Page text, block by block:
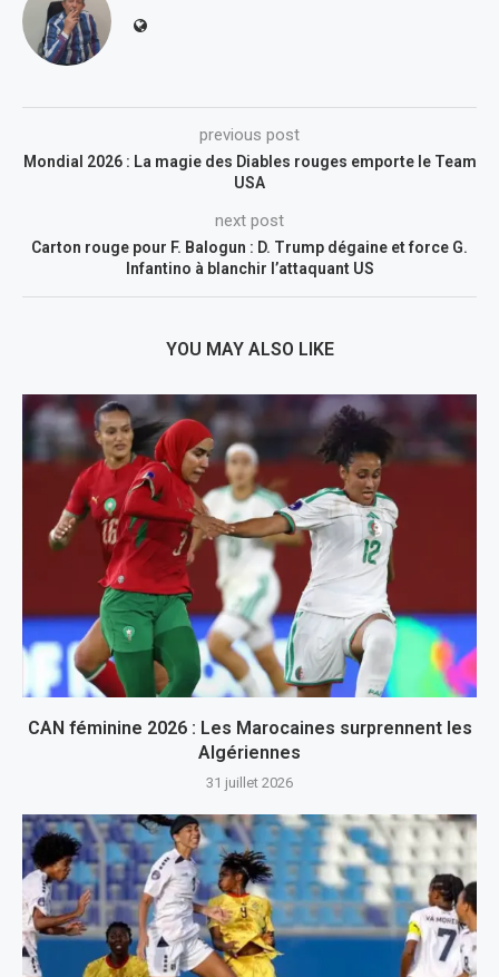
previous post
Mondial 2026 : La magie des Diables rouges emporte le Team
USA
next post
Carton rouge pour F. Balogun : D. Trump dégaine et force G.
Infantino à blanchir l’attaquant US
YOU MAY ALSO LIKE
CAN féminine 2026 : Les Marocaines surprennent les
Algériennes
31 juillet 2026